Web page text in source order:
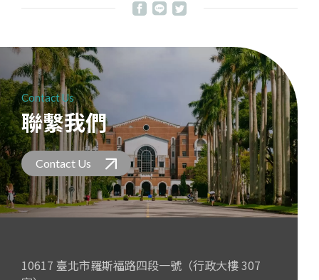
Contact Us
聯繫我們
Contact Us
10617 臺北市羅斯福路四段一號（行政大樓 307